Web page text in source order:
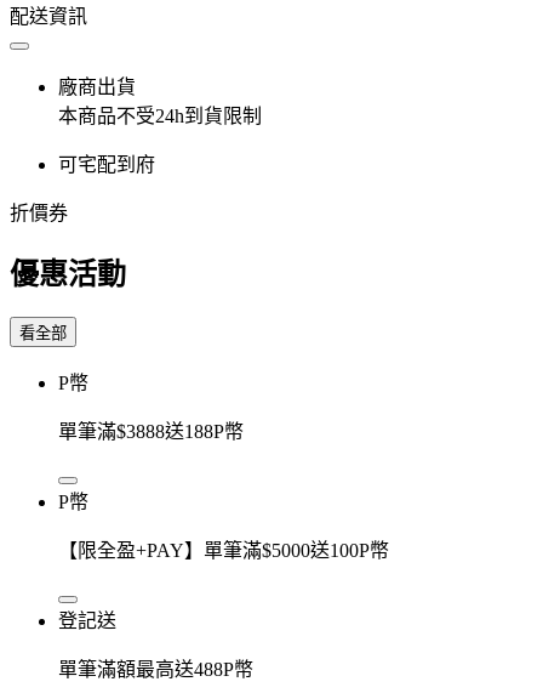
配送資訊
廠商出貨
本商品不受24h到貨限制
可宅配到府
折價券
優惠活動
看全部
P幣
單筆滿$3888送188P幣
P幣
【限全盈+PAY】單筆滿$5000送100P幣
登記送
單筆滿額最高送488P幣